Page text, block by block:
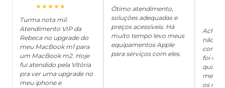
★★★★★
Turma nota mil.
Atendimento VIP da
Rebeca no upgrade do
meu MacBook m1 para
um MacBook m2. Hoje
fui atendido pela Vitória
pra ver uma upgrade no
meu iphone e
Ótimo atendimento,
soluções adequadas e
preços acessíveis. Há
muito tempo levo meus
equipamentos Apple
para serviços com eles.
Achei
não
foi
me
os